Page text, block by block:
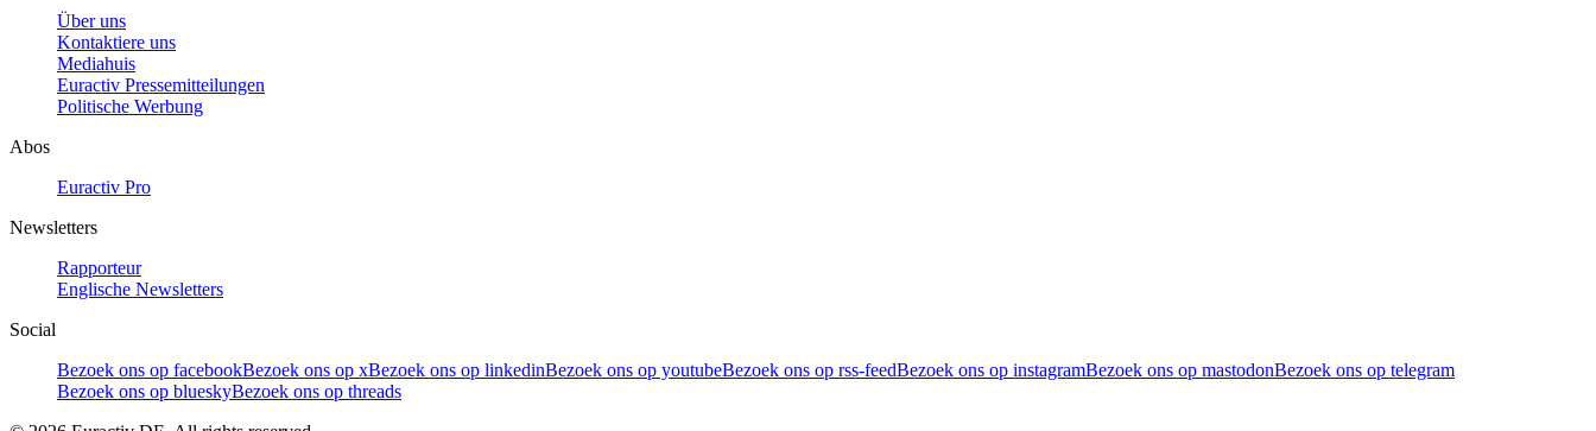
Über uns
Kontaktiere uns
Mediahuis
Euractiv Pressemitteilungen
Politische Werbung
Abos
Euractiv Pro
Newsletters
Rapporteur
Englische Newsletters
Social
Bezoek ons op facebookBezoek ons op xBezoek ons op linkedinBezoek ons op youtubeBezoek ons op rss-feedBezoek ons op instagramBezoek ons op mastodonBezoek ons op telegram
Bezoek ons op blueskyBezoek ons op threads